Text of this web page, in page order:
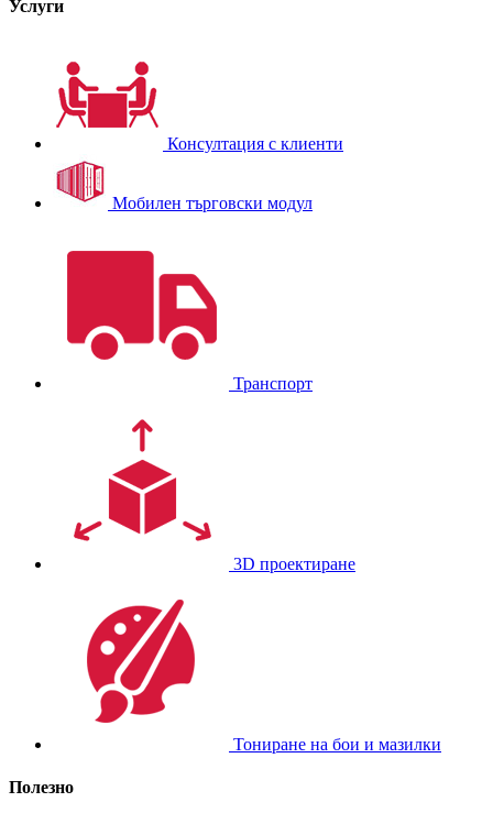
Услуги
Консултация с клиенти
Мобилен търговски модул
Транспорт
3D проектиране
Тониране на бои и мазилки
Полезно